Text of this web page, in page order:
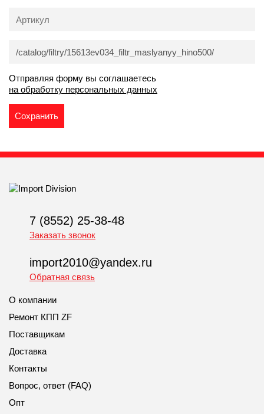
Отправляя форму вы соглашаетесь
на обработку персональных данных
7 (8552) 25-38-48
Заказать звонок
import2010@yandex.ru
Обратная связь
О компании
Ремонт КПП ZF
Поставщикам
Доставка
Контакты
Вопрос, ответ (FAQ)
Опт